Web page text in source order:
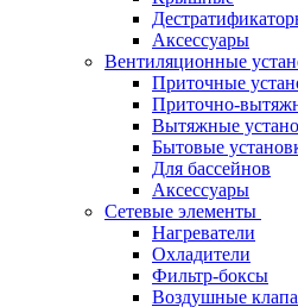
Аксессуары
Вентиляционные
Приточные
Приточно-
Вытяжные
Бытовые
Для бассейнов
Аксессуары
Сетевые элементы
Нагреватели
Охладители
Фильтр-боксы
Воздушные